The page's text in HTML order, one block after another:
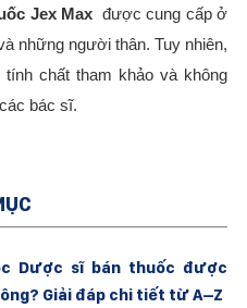
Jex Max được cung cấp ở
những người thân. Tuy nhiên,
chất tham khảo và không
bác sĩ.
Dược sĩ bán thuốc được
Giải đáp chi tiết từ A–Z